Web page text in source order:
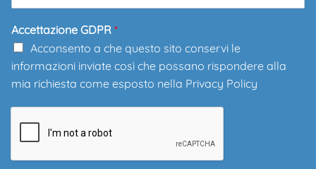
Accettazione GDPR *
Acconsento a che questo sito conservi le
informazioni inviate così che possano rispondere alla
mia richiesta come esposto nella Privacy Policy